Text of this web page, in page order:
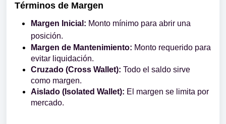
Términos de Margen
Margen Inicial: Monto mínimo para abrir una
posición.
Margen de Mantenimiento: Monto requerido para
evitar liquidación.
Cruzado (Cross Wallet): Todo el saldo sirve
como margen.
Aislado (Isolated Wallet): El margen se limita por
mercado.